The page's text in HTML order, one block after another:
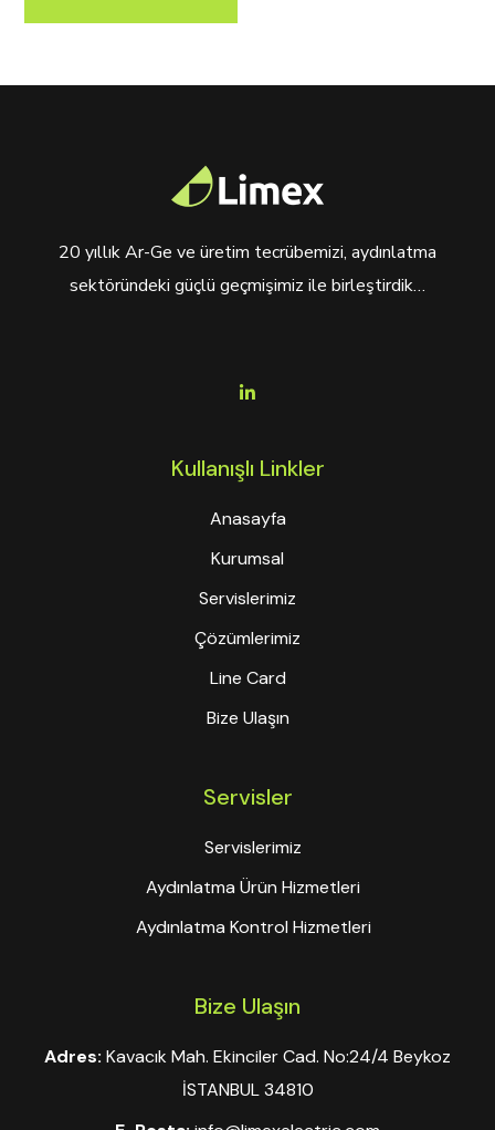
20 yıllık Ar-Ge ve üretim tecrübemizi, aydınlatma
sektöründeki güçlü geçmişimiz ile birleştirdik…
Kullanışlı Linkler
Anasayfa
Kurumsal
Servislerimiz
Çözümlerimiz
Line Card
Bize Ulaşın
Servisler
Servislerimiz
Aydınlatma Ürün Hizmetleri
Aydınlatma Kontrol Hizmetleri
Bize Ulaşın
Adres: Kavacık Mah. Ekinciler Cad. No:24/4 Beykoz
İSTANBUL 34810